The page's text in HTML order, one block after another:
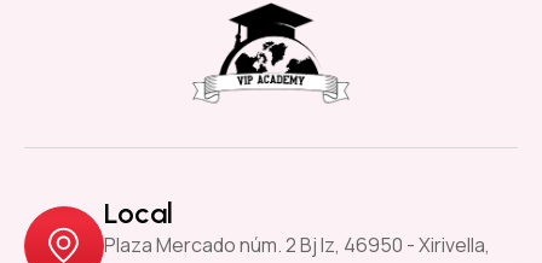
Local
Plaza Mercado núm. 2 Bj Iz, 46950 - Xirivella,